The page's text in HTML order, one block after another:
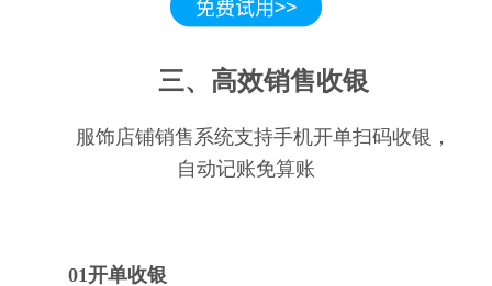
三、高效销售收银
服饰店铺销售系统支持手机开单扫码收银，
自动记账免算账
01开单收银